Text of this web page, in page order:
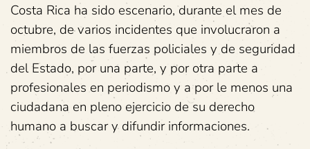
Costa Rica ha sido escenario, durante el mes de
octubre, de varios incidentes que involucraron a
miembros de las fuerzas policiales y de seguridad
del Estado, por una parte, y por otra parte a
profesionales en periodismo y a por le menos una
ciudadana en pleno ejercicio de su derecho
humano a buscar y difundir informaciones.